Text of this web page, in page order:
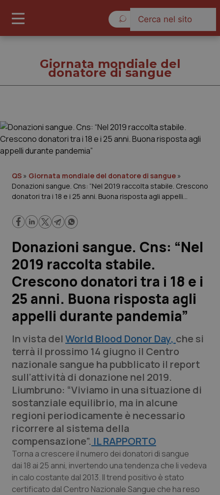
Cronache
Governo e Parlamento
Regioni e Asl
Lavoro e Professioni
Scienza e Farmaci
Studi e Analisi
Lettere al direttore
QS Pro
Professionisti Sanitari.AI
Abruzzo
Basilicata
Calabria
Campania
QS Pro Gold
Artrite & artrosi
Asma & BPCO
Car-T
QS Club Newsletter
Giornata mondiale del
donatore di sangue
QS » Giornata mondiale del donatore di sangue »
Donazioni sangue. Cns: “Nel 2019 raccolta stabile. Crescono
donatori tra i 18 e i 25 anni. Buona risposta agli appelli
Donazioni sangue. Cns: “Nel
2019 raccolta stabile.
Crescono donatori tra i 18 e i
25 anni. Buona risposta agli
appelli durante pandemia”
In vista del World Blood Donor Day, che si
terrà il prossimo 14 giugno il Centro
nazionale sangue ha pubblicato il report
sull’attività di donazione nel 2019.
Liumbruno: “Viviamo in una situazione di
sostanziale equilibrio, ma in alcune
regioni periodicamente è necessario
ricorrere al sistema della
compensazione”. IL RAPPORTO
Torna a crescere il numero dei donatori di sangue
dai 18 ai 25 anni, invertendo una tendenza che li vedeva
in calo costante dal 2013. Il trend positivo è stato
certificato dal Centro Nazionale Sangue che ha reso